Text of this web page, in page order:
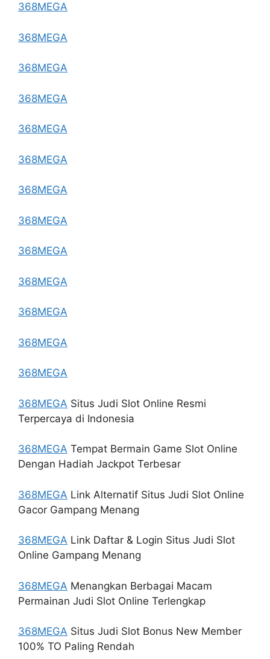
368MEGA
368MEGA
368MEGA
368MEGA
368MEGA
368MEGA
368MEGA
368MEGA
368MEGA
368MEGA
368MEGA
368MEGA
368MEGA
368MEGA Situs Judi Slot Online Resmi
Terpercaya di Indonesia
368MEGA Tempat Bermain Game Slot Online
Dengan Hadiah Jackpot Terbesar
368MEGA Link Alternatif Situs Judi Slot Online
Gacor Gampang Menang
368MEGA Link Daftar & Login Situs Judi Slot
Online Gampang Menang
368MEGA Menangkan Berbagai Macam
Permainan Judi Slot Online Terlengkap
368MEGA Situs Judi Slot Bonus New Member
100% TO Paling Rendah